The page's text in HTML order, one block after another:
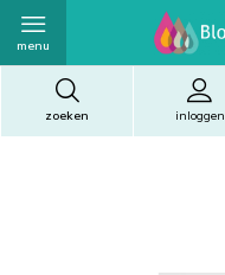
zoeken inloggen
menu